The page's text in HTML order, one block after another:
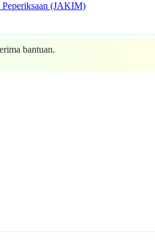
(JAKIM)
bantuan.